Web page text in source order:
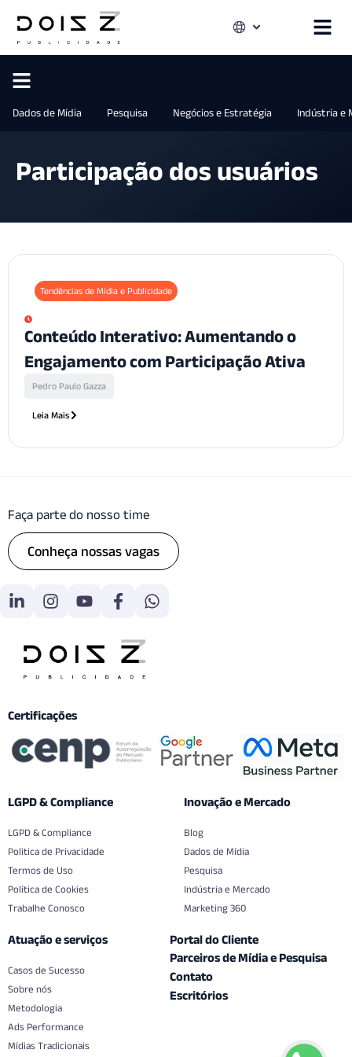
Dados de Mídia Pesquisa Negócios e Estratégia Indústria e
Participação dos usuários
Tendências de Mídia e Publicidade
Conteúdo Interativo: Aumentando o
Engajamento com Participação Ativa
Pedro Paulo Gazza
Leia Mais
Faça parte do nosso time
Conheça nossas vagas
Certificações
LGPD & Compliance
LGPD & Compliance
Politica de Privacidade
Termos de Uso
Política de Cookies
Trabalhe Conosco
Inovação e Mercado
Blog
Dados de Mídia
Pesquisa
Indústria e Mercado
Marketing 360
Atuação e serviços
Casos de Sucesso
Sobre nós
Metodologia
Ads Performance
Mídias Tradicionais
Portal do Cliente
Parceiros de Mídia e Pesquisa
Contato
Escritórios